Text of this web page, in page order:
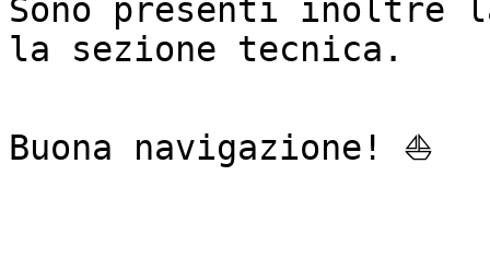
Sono presenti inoltre
la sezione tecnica.
Buona navigazione! ⛵